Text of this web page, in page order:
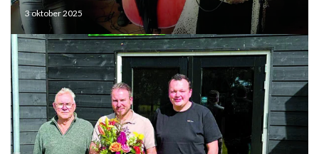
3 oktober 2025